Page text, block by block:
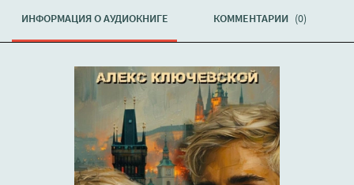
ИНФОРМАЦИЯ О АУДИОКНИГЕ КОММЕНТАРИИ (0)